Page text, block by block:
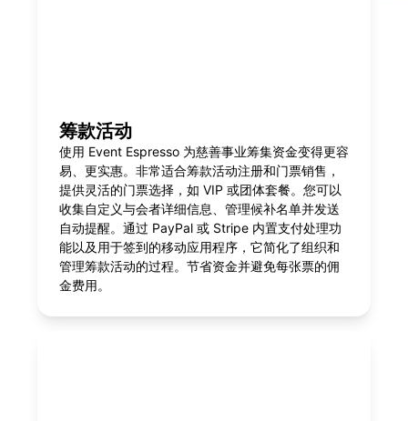
筹款活动
使用 Event Espresso 为慈善事业筹集资金变得更容
易、更实惠。非常适合筹款活动注册和门票销售，
提供灵活的门票选择，如 VIP 或团体套餐。您可以
收集自定义与会者详细信息、管理候补名单并发送
自动提醒。通过 PayPal 或 Stripe 内置支付处理功
能以及用于签到的移动应用程序，它简化了组织和
管理筹款活动的过程。节省资金并避免每张票的佣
金费用。